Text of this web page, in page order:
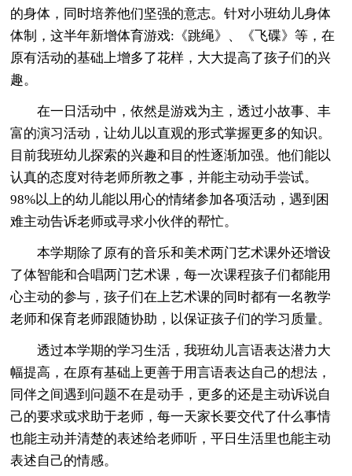
的身体，同时培养他们坚强的意志。针对小班幼儿身体
体制，这半年新增体育游戏:《跳绳》、《飞碟》等，在
原有活动的基础上增多了花样，大大提高了孩子们的兴
趣。
在一日活动中，依然是游戏为主，透过小故事、丰
富的演习活动，让幼儿以直观的形式掌握更多的知识。
目前我班幼儿探索的兴趣和目的性逐渐加强。他们能以
认真的态度对待老师所教之事，并能主动动手尝试。
98%以上的幼儿能以用心的情绪参加各项活动，遇到困
难主动告诉老师或寻求小伙伴的帮忙。
本学期除了原有的音乐和美术两门艺术课外还增设
了体智能和合唱两门艺术课，每一次课程孩子们都能用
心主动的参与，孩子们在上艺术课的同时都有一名教学
老师和保育老师跟随协助，以保证孩子们的学习质量。
透过本学期的学习生活，我班幼儿言语表达潜力大
幅提高，在原有基础上更善于用言语表达自己的想法，
同伴之间遇到问题不在是动手，更多的还是主动诉说自
己的要求或求助于老师，每一天家长要交代了什么事情
也能主动并清楚的表述给老师听，平日生活里也能主动
表述自己的情感。